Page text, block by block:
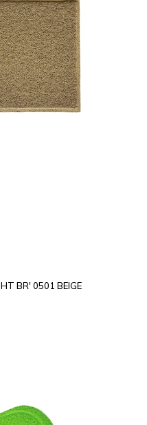
BR' 0501 BEIGE